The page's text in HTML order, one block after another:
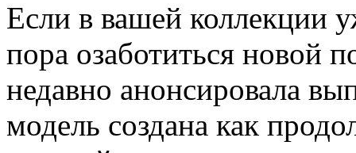
Если в вашей коллекции
пора озаботиться новой
недавно анонсировала
модель создана как